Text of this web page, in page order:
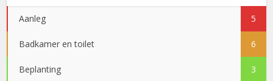
Aanleg 5
Badkamer en toilet 6
Beplanting 3